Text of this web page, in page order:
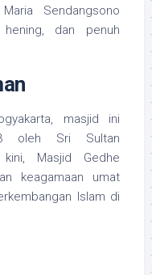
Sendangsono
hening, dan penuh
masjid ini
oleh Sri Sultan
Masjid Gedhe
keagamaan umat
Islam di